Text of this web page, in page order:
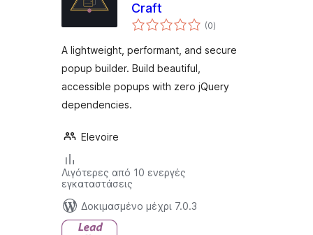
Craft
(0αξιολογήσεις
σύνολο
)
A lightweight, performant, and secure
popup builder. Build beautiful,
accessible popups with zero jQuery
dependencies.
Elevoire
Λιγότερες από 10 ενεργές
εγκαταστάσεις
Δοκιμασμένο μέχρι 7.0.3